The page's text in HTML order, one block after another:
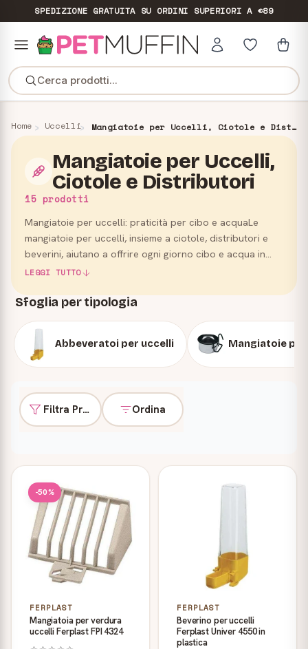
SPEDIZIONE GRATUITASU ORDINI SUPERIORI A €89
Cerca prodotti...
Home Uccelli Mangiatoie per Uccelli, Ciotole e Distributori
Mangiatoie per Uccelli,
Ciotole e Distributori
15 prodotti
Mangiatoie per uccelli: praticità per cibo e acquaLe
mangiatoie per uccelli, insieme a ciotole, distributori e
beverini, aiutano a offrire ogni giorno cibo e acqua in
modo ordinato, sicuro e adatto alle esigenze dei tuo…
LEGGI TUTTO
Sfoglia per tipologia
Abbeveratoi per uccelli Mangiatoie
Filtra Prodotti Ordina
Prodotti
-50%
FERPLAST
Mangiatoia per verdura
uccelli Ferplast FPI 4324
FERPLAST
Beverino per uccelli
Ferplast Univer 4550 in
plastica